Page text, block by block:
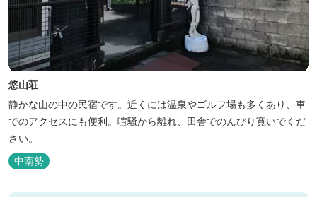
悠山荘
静かな山の中の民宿です。近くには温泉やゴルフ場も多くあり、車
でのアクセスにも便利。喧騒から離れ、田舎でのんびり寛いでくだ
さい。
中南勢